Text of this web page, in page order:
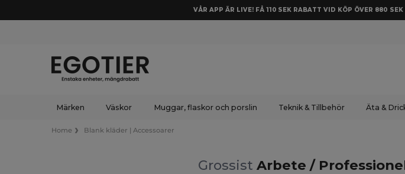
VÅR APP ÄR LIVE! FÅ 110 SEK RABATT VID KÖP ÖVER 880
Märken Väskor Muggar, flaskor och porslin Teknik & Tillbehör Äta &
Home Blank kläder | Accessoarer
Grossist Arbete /